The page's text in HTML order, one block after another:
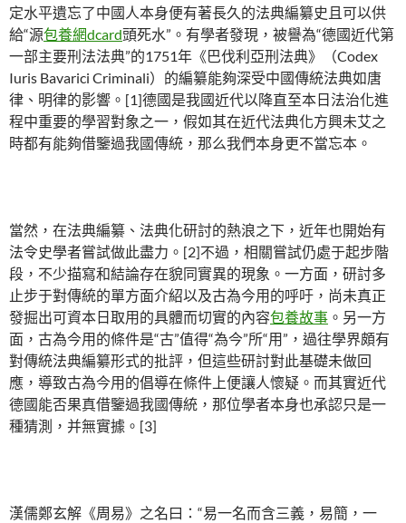
定水平遺忘了中國人本身便有著長久的法典編纂史且可以供
給“源包養網dcard頭死水”。有學者發現，被譽為“德國近代第
一部主要刑法法典”的1751年《巴伐利亞刑法典》（Codex
Iuris Bavarici Criminali）的編纂能夠深受中國傳統法典如唐
律、明律的影響。[1]德國是我國近代以降直至本日法治化進
程中重要的學習對象之一，假如其在近代法典化方興未艾之
時都有能夠借鑒過我國傳統，那么我們本身更不當忘本。
當然，在法典編纂、法典化研討的熱浪之下，近年也開始有
法令史學者嘗試做此盡力。[2]不過，相關嘗試仍處于起步階
段，不少描寫和結論存在貌同實異的現象。一方面，研討多
止步于對傳統的單方面介紹以及古為今用的呼吁，尚未真正
發掘出可資本日取用的具體而切實的內容包養故事 。另一方
面，古為今用的條件是“古”值得“為今”所“用”，過往學界頗有
對傳統法典編纂形式的批評，但這些研討對此基礎未做回
應，導致古為今用的倡導在條件上便讓人懷疑。而其實近代
德國能否果真借鑒過我國傳統，那位學者本身也承認只是一
種猜測，并無實據。[3]
漢儒鄭玄解《周易》之名曰：“易一名而含三義，易簡，一